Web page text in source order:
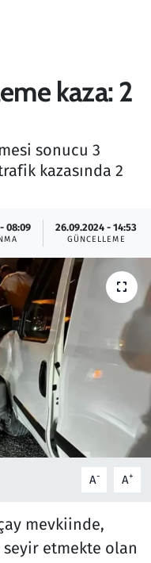
kaza: 2
sonucu 3
kazasında 2
08:09 26.09.2024 - 14:53
GÜNCELLEME
A- A+
mevkiinde,
etmekte olan